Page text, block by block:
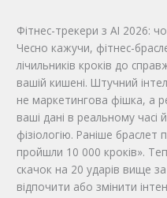
Фітнес-трекери з AI 2026:
Чесно кажучи, фітнес-
лічильників кроків до
вашій кишені. Штучний
не маркетингова фішка, а
ваші дані в реальному часі
фізіологію. Раніше
пройшли 10 000 кроків».
скачок на 20 ударів вище
відпочити або змінити